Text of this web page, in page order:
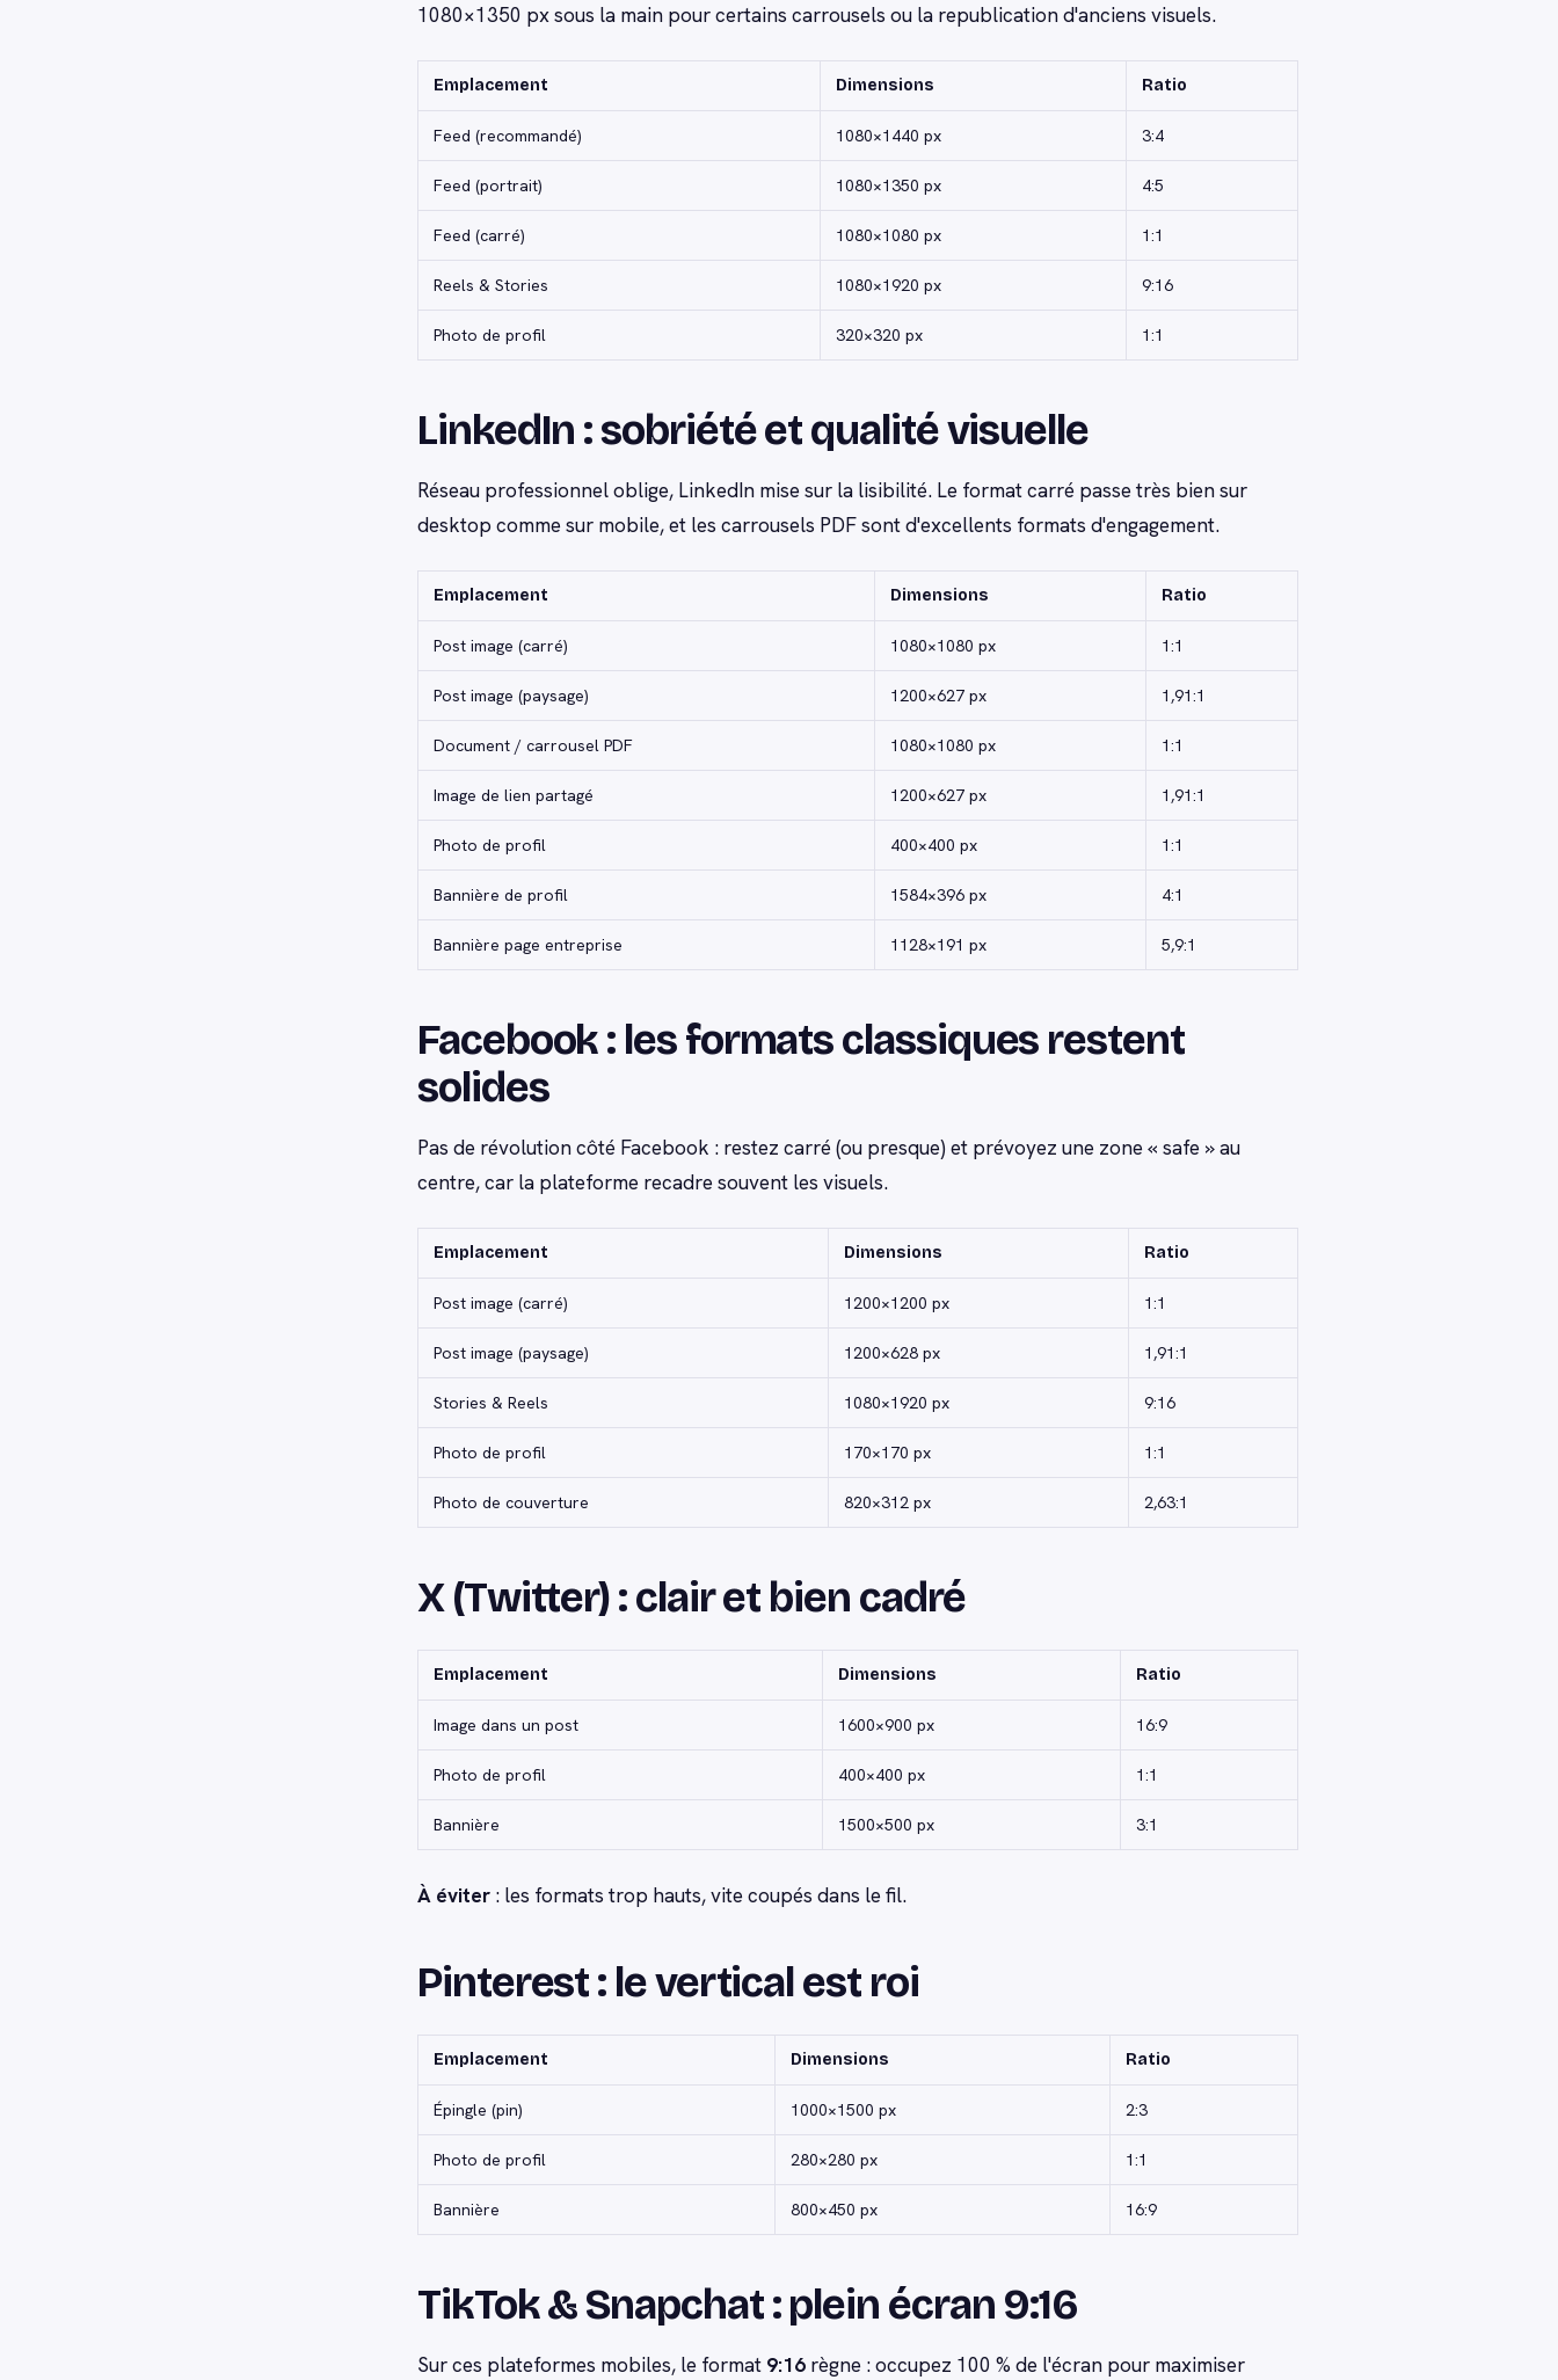
1080×1350 px sous la main pour certains carrousels ou la republication d'anciens visuels.
Emplacement Dimensions Ratio
Feed (recommandé) 1080×1440 px 3:4
Feed (portrait) 1080×1350 px 4:5
Feed (carré) 1080×1080 px 1:1
Reels & Stories 1080×1920 px 9:16
Photo de profil 320×320 px 1:1
LinkedIn : sobriété et qualité visuelle
Réseau professionnel oblige, LinkedIn mise sur la lisibilité. Le format carré passe très bien sur
desktop comme sur mobile, et les carrousels PDF sont d'excellents formats d'engagement.
Emplacement Dimensions Ratio
Post image (carré) 1080×1080 px 1:1
Post image (paysage) 1200×627 px 1,91:1
Document / carrousel PDF 1080×1080 px 1:1
Image de lien partagé 1200×627 px 1,91:1
Photo de profil 400×400 px 1:1
Bannière de profil 1584×396 px 4:1
Bannière page entreprise 1128×191 px 5,9:1
Facebook : les formats classiques restent
solides
Pas de révolution côté Facebook : restez carré (ou presque) et prévoyez une zone « safe » au
centre, car la plateforme recadre souvent les visuels.
Emplacement Dimensions Ratio
Post image (carré) 1200×1200 px 1:1
Post image (paysage) 1200×628 px 1,91:1
Stories & Reels 1080×1920 px 9:16
Photo de profil 170×170 px 1:1
Photo de couverture 820×312 px 2,63:1
X (Twitter) : clair et bien cadré
Emplacement Dimensions Ratio
Image dans un post 1600×900 px 16:9
Photo de profil 400×400 px 1:1
Bannière 1500×500 px 3:1
À éviter : les formats trop hauts, vite coupés dans le fil.
Pinterest : le vertical est roi
Emplacement Dimensions Ratio
Épingle (pin) 1000×1500 px 2:3
Photo de profil 280×280 px 1:1
Bannière 800×450 px 16:9
TikTok & Snapchat : plein écran 9:16
Sur ces plateformes mobiles, le format 9:16 règne : occupez 100 % de l'écran pour maximiser